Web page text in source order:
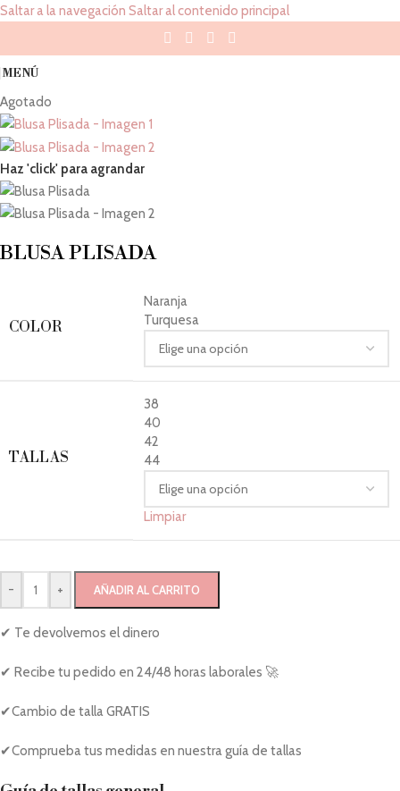
Saltar a la navegación Saltar al contenido principal
MENÚ
Agotado
Haz 'click' para agrandar
BLUSA PLISADA
COLOR
Naranja
Turquesa
TALLAS
38
40
42
44
Limpiar
- + AÑADIR AL CARRITO
✔ Te devolvemos el dinero
✔ Recibe tu pedido en 24/48 horas laborales 🚀
✔Cambio de talla GRATIS
✔Comprueba tus medidas en nuestra guía de tallas